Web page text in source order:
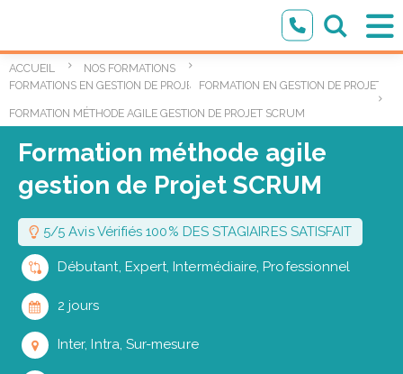
ACCUEIL
NOS FORMATIONS
FORMATIONS EN GESTION DE PROJET, FORMATION EN GESTION DE PROJET
FORMATION MÉTHODE AGILE GESTION DE PROJET SCRUM
Formation méthode agile
gestion de Projet SCRUM
5/5 Avis Vérifiés 100% DES STAGIAIRES SATISFAIT
Débutant, Expert, Intermédiaire, Professionnel
2 jours
Inter, Intra, Sur-mesure